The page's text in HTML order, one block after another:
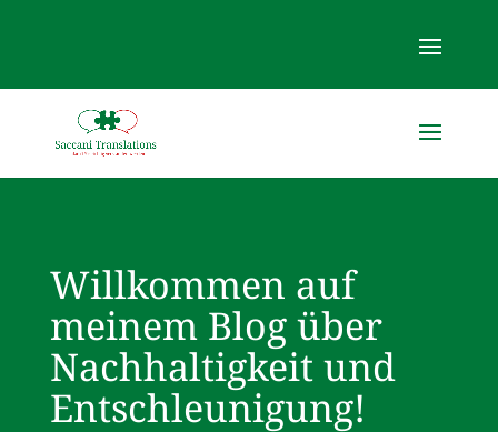
Willkommen auf
meinem Blog über
Nachhaltigkeit und
Entschleunigung!